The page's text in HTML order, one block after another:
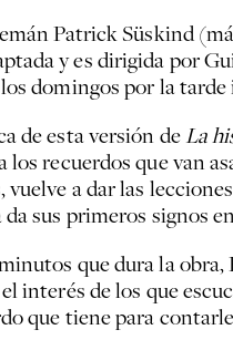
Patrick Süskind
y es dirigida por
domingos por la
de esta versión deLa
los recuerdos que van
vuelve a dar las
sus primeros signos
que dura la
interés de los que
que tiene para